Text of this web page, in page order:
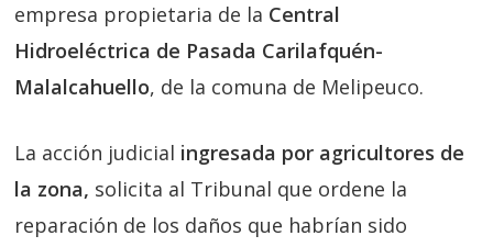
empresa propietaria de la Central
Hidroeléctrica de Pasada Carilafquén-
Malalcahuello, de la comuna de Melipeuco.
La acción judicial ingresada por agricultores de
la zona, solicita al Tribunal que ordene la
reparación de los daños que habrían sido